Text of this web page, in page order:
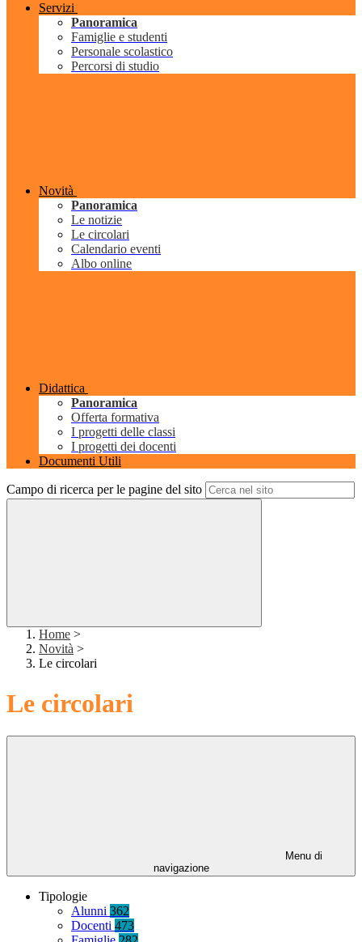
Servizi
Panoramica
Famiglie e studenti
Personale scolastico
Percorsi di studio
Novità
Panoramica
Le notizie
Le circolari
Calendario eventi
Albo online
Didattica
Panoramica
Offerta formativa
I progetti delle classi
I progetti dei docenti
Documenti Utili
Campo di ricerca per le pagine del sito
Home >
Novità >
Le circolari
Le circolari
Menu di
navigazione
Tipologie
Alunni 362
Docenti 473